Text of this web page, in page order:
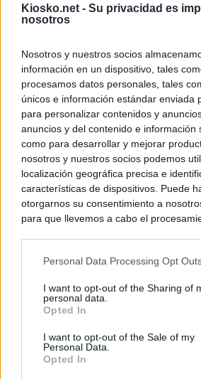
Kiosko.net - Su privacidad es
nosotros
Nosotros y nuestros socios
información en un dispositivo, tales
procesamos datos personales, tales
únicos e información estándar enviada
para personalizar contenidos y
anuncios y del contenido e información
como para desarrollar y mejorar
nosotros y nuestros socios podemos
localización geográfica precisa e
características de dispositivos. Puede
otorgarnos su consentimiento a
para que llevemos a cabo el
negar su consentimiento. Tenga en
de su consentimiento, pero usted tiene
rechazar tal procesamiento. Sus
cualquier momento entrando de nuevo
visitando nuestra política de privacidad.
Personal Data Processing Opt
I want to opt-out of the Sharing of
personal data.
Opted In
I want to opt-out of the Sale of my
Personal Data.
Opted In